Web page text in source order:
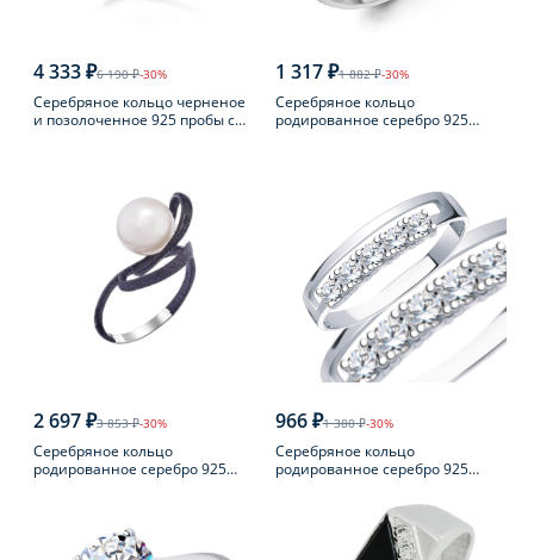
4 333 ₽6 190 ₽-30%
Серебряное кольцо черненое
и позолоченное 925 пробы с
1 317 ₽1 882 ₽-30%
Серебряное кольцо
родированное серебро 925
2 697 ₽3 853 ₽-30%
Серебряное кольцо
родированное серебро 925
966 ₽1 380 ₽-30%
Серебряное кольцо
родированное серебро 925